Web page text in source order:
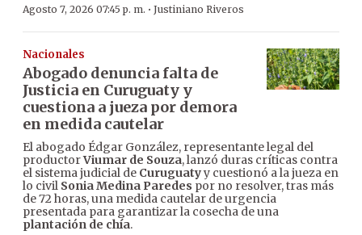
Agosto 7, 2026 07:45 p. m. · Justiniano Riveros
Nacionales
Abogado denuncia falta de
Justicia en Curuguaty y
cuestiona a jueza por demora
en medida cautelar
El abogado Édgar González, representante legal del
productorViumar de Souza, lanzó duras críticas contra
el sistema judicial de Curuguatyy cuestionó a la jueza en
lo civil Sonia Medina Paredes por no resolver, tras más
de 72 horas, una medida cautelar de urgencia
presentada para garantizar la cosecha de una
plantación de chía.